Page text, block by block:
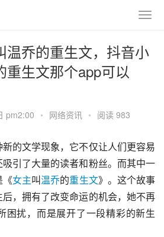
温乔的重生文，抖音小
重生文那个app可以
pm2:00 • 网络资讯 • 阅读 983
的文学现象，它不仅让人们更容易
引了大量的读者和粉丝。而其中一
《女主叫温乔的重生文》。这个故事
，拥有了改变命运的机会，她不再
困扰，而是展开了一段精彩的新生